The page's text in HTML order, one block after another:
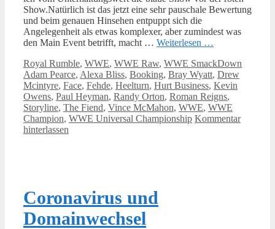
Show.Natürlich ist das jetzt eine sehr pauschale Bewertung
und beim genauen Hinsehen entpuppt sich die
Angelegenheit als etwas komplexer, aber zumindest was
den Main Event betrifft, macht … Weiterlesen …
Kategorien
Royal Rumble, WWE, WWE Raw, WWE SmackDown
Adam Pearce, Alexa Bliss, Booking, Bray Wyatt, Drew
Mcintyre, Face, Fehde, Heelturn, Hurt Business, Kevin
Owens, Paul Heyman, Randy Orton, Roman Reigns,
Storyline, The Fiend, Vince McMahon, WWE, WWE
Champion, WWE Universal Championship Kommentar
hinterlassen
Coronavirus und
Domainwechsel